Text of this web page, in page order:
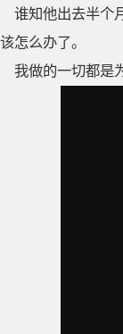
谁知他出去半个
该怎么办了。
我做的一切都是